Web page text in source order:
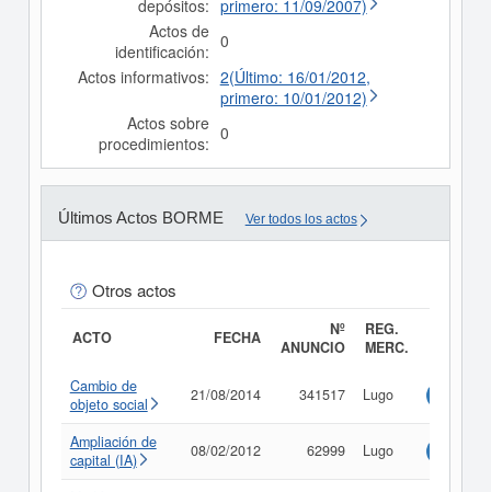
depósitos: primero: 11/09/2007)
Actos de
identificación: 0
Actos informativos: 2(Último: 16/01/2012,
primero: 10/01/2012)
Actos sobre
procedimientos: 0
Últimos Actos BORME Ver todos los actos
Otros actos
ACTO FECHA
Nº
ANUNCIO
REG.
MERC.
Cambio de
objeto social
21/08/2014 341517 Lugo
Ampliación de
capital (IA)
08/02/2012 62999 Lugo